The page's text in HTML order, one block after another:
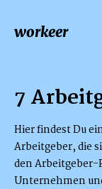
workeer
7
Hier findest Du
Arbeitgeber, die
den Arbeitgeber-
Unternehmen